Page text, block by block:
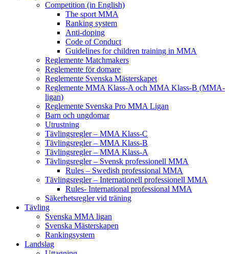
Competition (in English)
The sport MMA
Ranking system
Anti-doping
Code of Conduct
Guidelines for children training in MMA
Reglemente Matchmakers
Reglemente för domare
Reglemente Svenska Mästerskapet
Reglemente MMA Klass-A och MMA Klass-B (MMA-
ligan)
Reglemente Svenska Pro MMA Ligan
Barn och ungdomar
Utrustning
Tävlingsregler – MMA Klass-C
Tävlingsregler – MMA Klass-B
Tävlingsregler – MMA Klass-A
Tävlingsregler – Svensk professionell MMA
Rules – Swedish professional MMA
Tävlingsregler – Internationell professionell MMA
Rules- International professional MMA
Säkerhetsregler vid träning
Tävling
Svenska MMA ligan
Svenska Mästerskapen
Rankingsystem
Landslag